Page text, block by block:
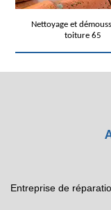
Nettoyage et
toiture 65
Entreprise de